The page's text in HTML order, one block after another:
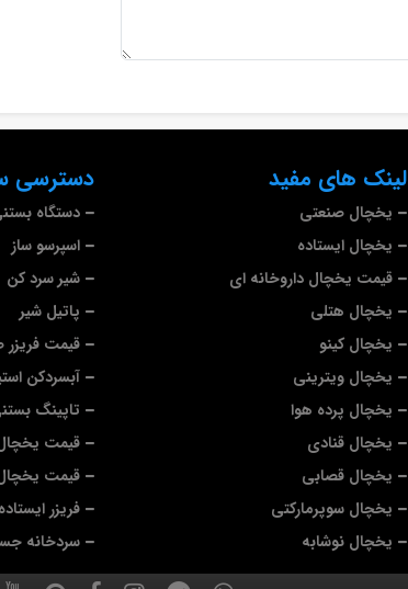
لینک های مفید
یخچال صنعتی
یخچال ایستاده
قیمت یخچال داروخانه ای
یخچال هتلی
یخچال کینو
یخچال ویترینی
یخچال پرده هوا
یخچال قنادی
یخچال قصابی
یخچال سوپرمارکتی
یخچال نوشابه
دسترسی
دستگاه
اسپرسو ساز
شیر سرد کن
پاتیل شیر
قیمت
آبسردکن
تاپینگ
قیمت
قیمت
فریزر ایستاده
سردخانه